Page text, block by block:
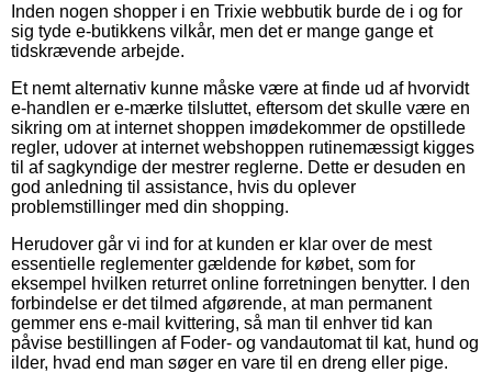
Inden nogen shopper i en Trixie webbutik burde de i og for
sig tyde e-butikkens vilkår, men det er mange gange et
tidskrævende arbejde.
Et nemt alternativ kunne måske være at finde ud af hvorvidt
e-handlen er e-mærke tilsluttet, eftersom det skulle være en
sikring om at internet shoppen imødekommer de opstillede
regler, udover at internet webshoppen rutinemæssigt kigges
til af sagkyndige der mestrer reglerne. Dette er desuden en
god anledning til assistance, hvis du oplever
problemstillinger med din shopping.
Herudover går vi ind for at kunden er klar over de mest
essentielle reglementer gældende for købet, som for
eksempel hvilken returret online forretningen benytter. I den
forbindelse er det tilmed afgørende, at man permanent
gemmer ens e-mail kvittering, så man til enhver tid kan
påvise bestillingen af Foder- og vandautomat til kat, hund og
ilder, hvad end man søger en vare til en dreng eller pige.